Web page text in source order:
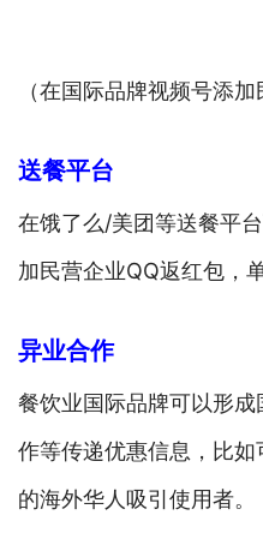
（在国际品牌视频号添加
送餐平台
在饿了么/美团等送餐平
加民营企业QQ返红包，
异业合作
餐饮业国际品牌可以形
作等传递优惠信息，比
的海外华人吸引使用者。